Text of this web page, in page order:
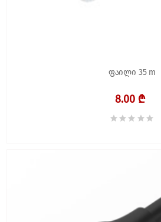
ფაილი 35 m
8.00 ₾